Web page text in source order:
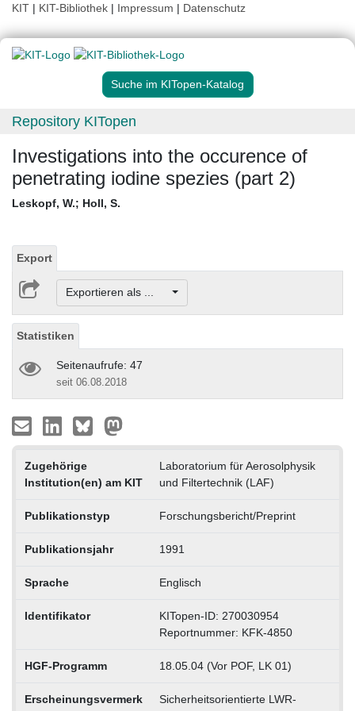
KIT | KIT-Bibliothek | Impressum | Datenschutz
Suche im KITopen-Katalog
Repository KITopen
Investigations into the occurence of
penetrating iodine spezies (part 2)
Leskopf, W.; Holl, S.
Export
Exportieren als ...
Statistiken
Seitenaufrufe: 47
seit 06.08.2018
Zugehörige
Institution(en) am KIT
Laboratorium für Aerosolphysik
und Filtertechnik (LAF)
Publikationstyp Forschungsbericht/Preprint
Publikationsjahr 1991
Sprache Englisch
Identifikator
KITopen-ID: 270030954
Reportnummer: KFK-4850
HGF-Programm 18.05.04 (Vor POF, LK 01)
Erscheinungsvermerk
Sicherheitsorientierte LWR-